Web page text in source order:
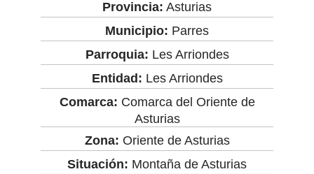
Provincia: Asturias
Municipio: Parres
Parroquia: Les Arriondes
Entidad: Les Arriondes
Comarca: Comarca del Oriente de
Asturias
Zona: Oriente de Asturias
Situación: Montaña de Asturias